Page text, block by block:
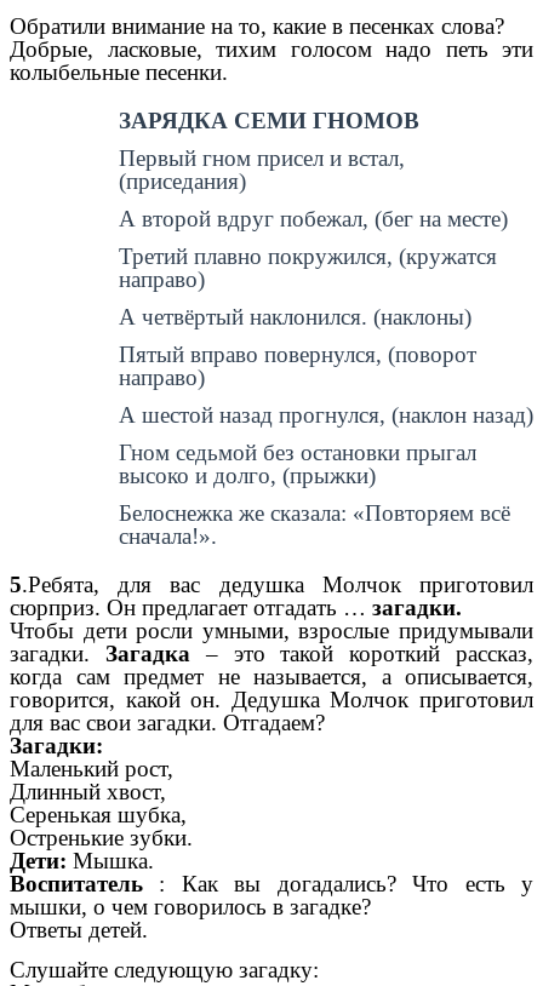
Обратили внимание на то, какие в песенках слова?
Добрые, ласковые, тихим голосом надо петь эти
колыбельные песенки.
ЗАРЯДКА СЕМИ ГНОМОВ
Первый гном присел и встал,
(приседания)
А второй вдруг побежал, (бег на месте)
Третий плавно покружился, (кружатся
направо)
А четвёртый наклонился. (наклоны)
Пятый вправо повернулся, (поворот
направо)
А шестой назад прогнулся, (наклон назад)
Гном седьмой без остановки прыгал
высоко и долго, (прыжки)
Белоснежка же сказала: «Повторяем всё
сначала!».
5.Ребята, для вас дедушка Молчок приготовил
сюрприз. Он предлагает отгадать … загадки.
Чтобы дети росли умными, взрослые придумывали
загадки. Загадка– это такой короткий рассказ,
когда сам предмет не называется, а описывается,
говорится, какой он. Дедушка Молчок приготовил
для вас свои загадки. Отгадаем?
Загадки:
Маленький рост,
Длинный хвост,
Серенькая шубка,
Остренькие зубки.
Дети: Мышка.
Воспитатель : Как вы догадались? Что есть у
мышки, о чем говорилось в загадке?
Ответы детей.
Слушайте следующую загадку: